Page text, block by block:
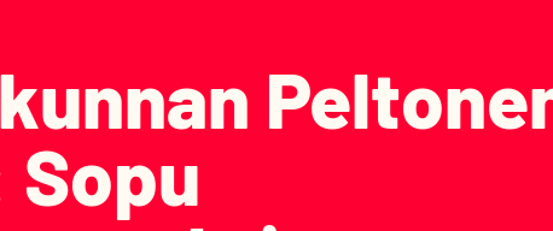
Sopu